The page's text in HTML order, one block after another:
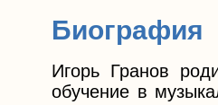
Биография
Игорь Гранов
обучение в